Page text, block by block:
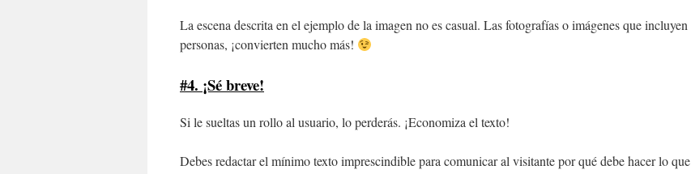
La escena descrita en el ejemplo de la imagen no es casual. Las fotografías o imágenes que incluyen
personas, ¡convierten mucho más!
#4. ¡Sé breve!
Si le sueltas un rollo al usuario, lo perderás. ¡Economiza el texto!
Debes redactar el mínimo texto imprescindible para comunicar al visitante por qué debe hacer lo que